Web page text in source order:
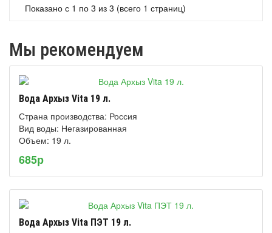
Показано с 1 по 3 из 3 (всего 1 страниц)
Мы рекомендуем
Вода Архыз Vita 19 л.
Страна производства: Россия
Вид воды: Негазированная
Объем: 19 л.
685р
Вода Архыз Vita ПЭТ 19 л.